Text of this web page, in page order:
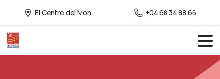
El Centre del Món +04 68 34 88 66